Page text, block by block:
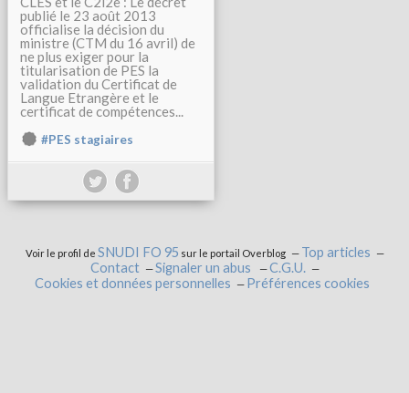
publié le 23 août 2013
officialise la décision du
ministre (CTM du 16 avril) de
ne plus exiger pour la
titularisation de PES la
validation du Certificat de
Langue Etrangère et le
certificat de compétences...
#PES stagiaires
Voir le profil de SNUDI FO 95 sur le portail Overblog
Top articles
Contact
Signaler un abus
C.G.U.
Cookies et données personnelles
Préférences cookies